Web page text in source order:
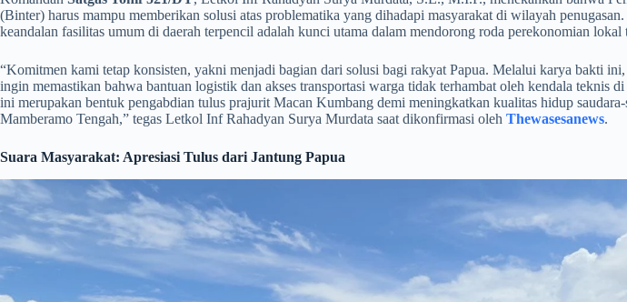
(Binter) harus mampu memberikan solusi atas problematika yang dihadapi masyarakat di wilayah
keandalan fasilitas umum di daerah terpencil adalah kunci utama dalam mendorong roda perekonomian lokal
​“Komitmen kami tetap konsisten, yakni menjadi bagian dari solusi bagi rakyat Papua. Melalui karya bakti ini,
ingin memastikan bahwa bantuan logistik dan akses transportasi warga tidak terhambat oleh kendala teknis
ini merupakan bentuk pengabdian tulus prajurit Macan Kumbang demi meningkatkan kualitas hidup
Mamberamo Tengah,” tegas Letkol Inf Rahadyan Surya Murdata saat dikonfirmasi oleh Thewasesanews.
Suara Masyarakat: Apresiasi Tulus dari Jantung Papua